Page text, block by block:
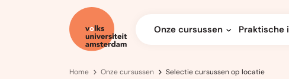
Onze cursussen Praktische
Home Onze cursussen Selectie cursussen op locatie